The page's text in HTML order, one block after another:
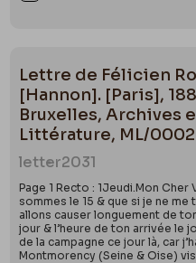
Lettre de Félicien
[Hannon]. [Paris],
Bruxelles, Archives
Littérature, ML/
letter2031
Page 1 Recto : 1Jeudi.Mon Cher
sommes le 15 & que si je ne
allons causer longuement de
jour & l’heure de ton arrivée le
de la campagne ce jour là, car
Montmorency (Seine & Oise)